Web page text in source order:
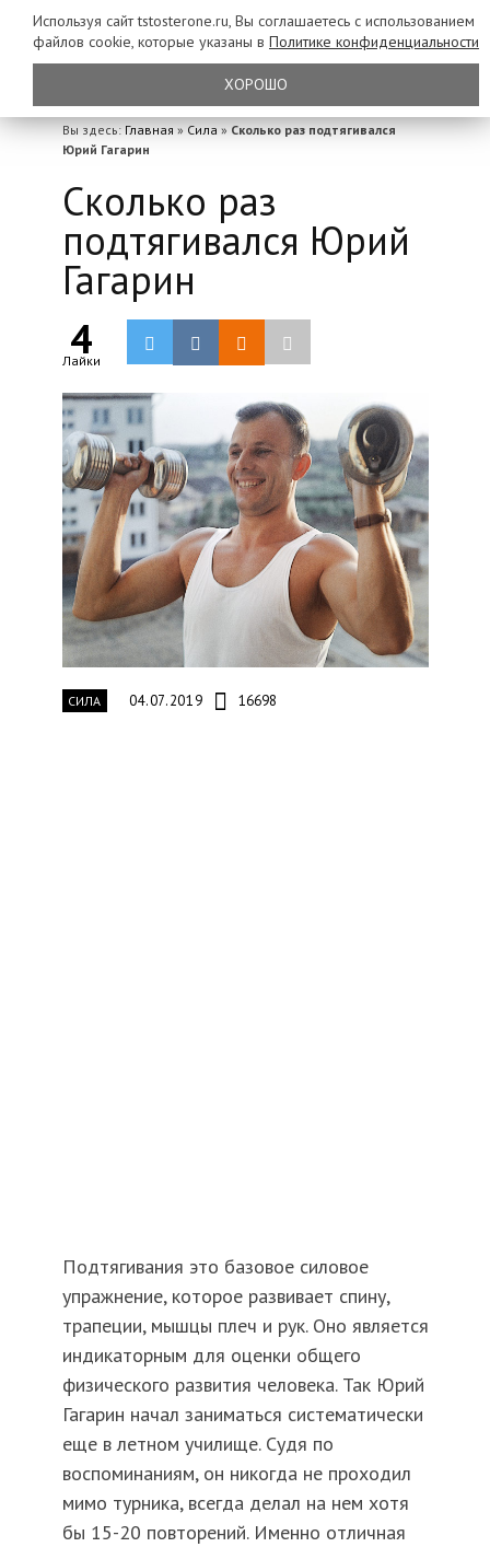
Вы здесь: Главная » Сила » Сколько раз подтягивался
Юрий Гагарин
Сколько раз
подтягивался Юрий
Гагарин
4
Лайки
СИЛА 04.07.2019 16698
Подтягивания это базовое силовое
упражнение, которое развивает спину,
трапеции, мышцы плеч и рук. Оно является
индикаторным для оценки общего
физического развития человека. Так Юрий
Гагарин начал заниматься систематически
еще в летном училище. Судя по
воспоминаниям, он никогда не проходил
мимо турника, всегда делал на нем хотя
бы 15-20 повторений. Именно отличная
Используя сайт tstosterone.ru, Вы соглашаетесь с использованием
файлов cookie, которые указаны в Политике конфиденциальности
ХОРОШО